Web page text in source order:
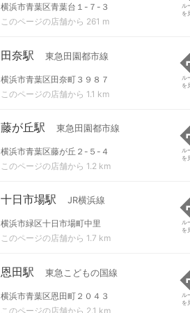
横浜市青葉区青葉台１-７-３
このページの店舗から 261 m
ル
を
田奈駅 東急田園都市線
横浜市青葉区田奈町３９８７
このページの店舗から 1.1 km
ル
を
藤が丘駅 東急田園都市線
横浜市青葉区藤が丘２-５-４
このページの店舗から 1.2 km
ル
を
十日市場駅 JR横浜線
横浜市緑区十日市場町中里
このページの店舗から 1.7 km
ル
を
恩田駅 東急こどもの国線
横浜市青葉区恩田町２０４３
このページの店舗から 2.1 km
ル
を